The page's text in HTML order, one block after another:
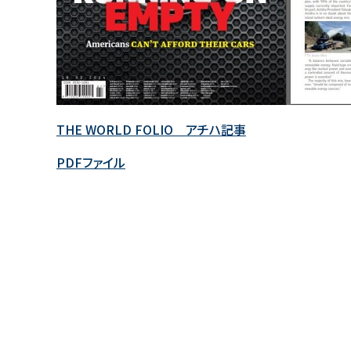
THE WORLD FOLIO アチハ記事
PDFファイル